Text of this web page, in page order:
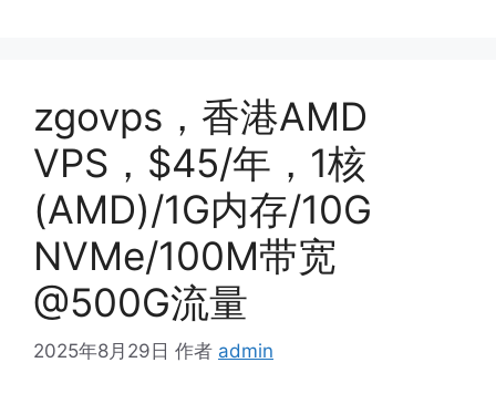
zgovps，香港AMD
VPS，$45/年，1核
(AMD)/1G内存/10G
NVMe/100M带宽
@500G流量
2025年8月29日 作者 admin